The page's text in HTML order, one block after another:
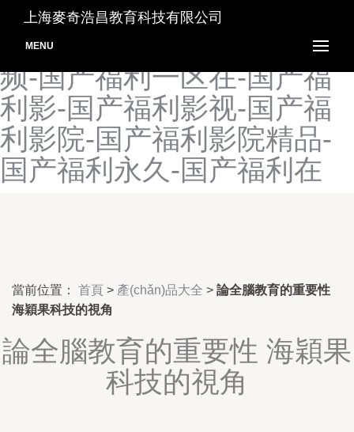
国产福利一区电影-国产福利
一区二区-国产福利一区视
频-国产福利一区在-国产福
利影-国产福利影视-国产福
利影院-国产福利影院精品-
国产福利永久-国产福利在
上海麥奇浩昌教育科技有限公司
MENU
當前位置： 首頁 > 產(chǎn)品大全 > 論全腦教育的重要性
海穎果科技的視角
論全腦教育的重要性 海穎果
科技的視角